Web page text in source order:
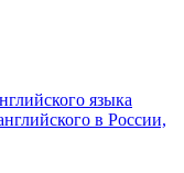
языка
в России,